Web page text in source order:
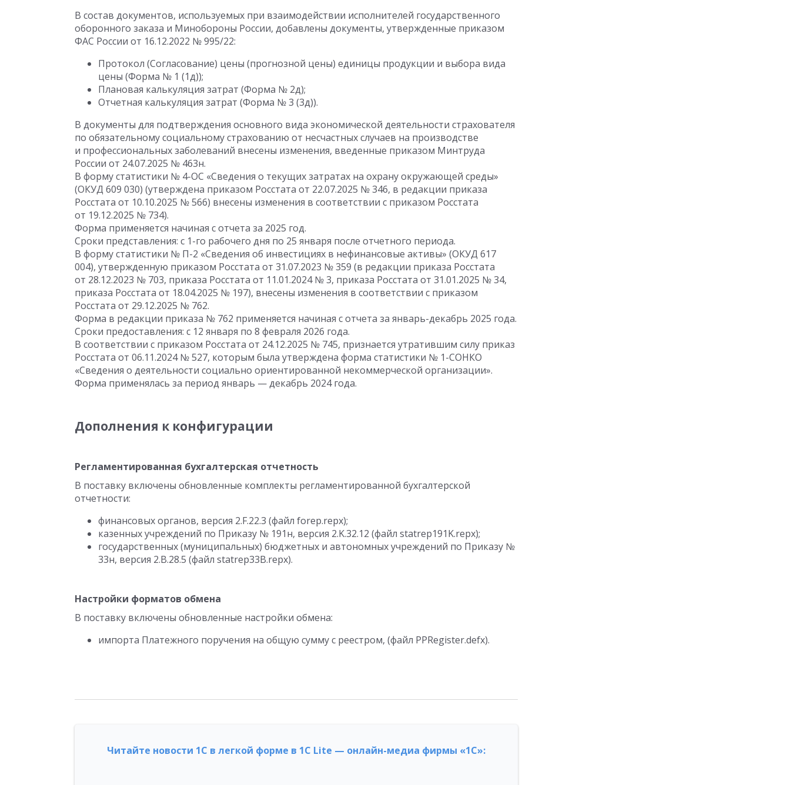
В состав документов, используемых при взаимодействии исполнителей государственного
оборонного заказа и Минобороны России, добавлены документы, утвержденные приказом
ФАС России от 16.12.2022 № 995/22:
Протокол (Согласование) цены (прогнозной цены) единицы продукции и выбора вида
цены (Форма № 1 (1д));
Плановая калькуляция затрат (Форма № 2д);
Отчетная калькуляция затрат (Форма № 3 (3д)).
В документы для подтверждения основного вида экономической деятельности страхователя
по обязательному социальному страхованию от несчастных случаев на производстве
и профессиональных заболеваний внесены изменения, введенные приказом Минтруда
России от 24.07.2025 № 463н.
В форму статистики № 4-ОС «Сведения о текущих затратах на охрану окружающей среды»
(ОКУД 609 030) (утверждена приказом Росстата от 22.07.2025 № 346, в редакции приказа
Росстата от 10.10.2025 № 566) внесены изменения в соответствии с приказом Росстата
от 19.12.2025 № 734).
Форма применяется начиная с отчета за 2025 год.
Сроки представления: с 1-го рабочего дня по 25 января после отчетного периода.
В форму статистики № П-2 «Сведения об инвестициях в нефинансовые активы» (ОКУД 617
004), утвержденную приказом Росстата от 31.07.2023 № 359 (в редакции приказа Росстата
от 28.12.2023 № 703, приказа Росстата от 11.01.2024№ 3, приказа Росстата от 31.01.2025 № 34,
приказа Росстата от 18.04.2025 № 197), внесены изменения в соответствии с приказом
Росстата от 29.12.2025 № 762.
Форма в редакции приказа № 762 применяется начиная с отчета за январь-декабрь 2025 года.
Сроки предоставления: с 12 января по 8 февраля 2026 года.
В соответствии с приказом Росстата от 24.12.2025 № 745, признается утратившим силу приказ
Росстата от 06.11.2024№ 527, которым была утверждена форма статистики № 1-СОНКО
«Сведения о деятельности социально ориентированной некоммерческой организации».
Форма применялась за период январь — декабрь 2024 года.
Дополнения к конфигурации
Регламентированная бухгалтерская отчетность
В поставку включены обновленные комплекты регламентированной бухгалтерской
отчетности:
финансовых органов, версия 2.F.22.3 (файл forep.repx);
казенных учреждений по Приказу № 191н, версия 2.K.32.12 (файл statrep191K.repx);
государственных (муниципальных) бюджетных и автономных учреждений по Приказу №
33н, версия 2.B.28.5 (файл statrep33B.repx).
Настройки форматов обмена
В поставку включены обновленные настройки обмена:
импорта Платежного поручения на общую сумму с реестром, (файл PPRegister.defx).
Читайте новости 1С в легкой форме в 1С Lite — онлайн-медиа фирмы «1С»: